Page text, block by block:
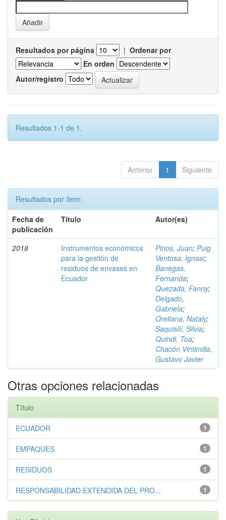
Resultados por página | Ordenar por
En orden
Autor/registro
Resultados 1-1 de 1.
Anterior 1 Siguiente
Resultados por ítem:
Fecha de
publicación
Título Autor(es)
2018
Instrumentos económicos
para la gestión de
residuos de envases en
Ecuador
Pinos, Juan; Puig
Ventosa, Ignasi;
Banegas,
Fernanda;
Quezada, Fanny;
Delgado,
Gabriela;
Orellana, Nataly;
Saquisilí, Silvia;
Quindi, Toa;
Chacón Vintimilla,
Gustavo Javier
Otras opciones relacionadas
Título
1
ECUADOR
1
EMPAQUES
1
RESIDUOS
1
RESPONSABILIDAD EXTENDIDA DEL PRO...